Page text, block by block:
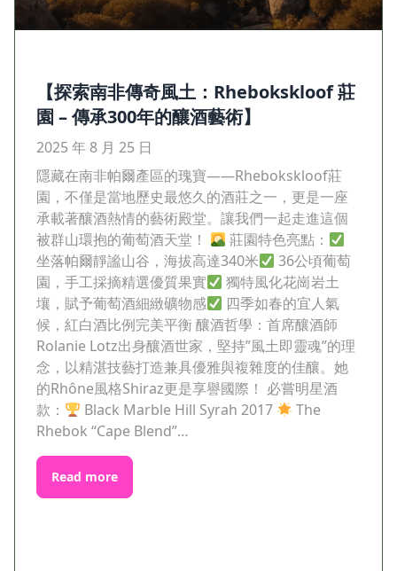
【探索南非傳奇風土：Rhebokskloof 莊
園 – 傳承300年的釀酒藝術】
2025 年 8 月 25 日
隱藏在南非帕爾產區的瑰寶——Rhebokskloof莊
園，不僅是當地歷史最悠久的酒莊之一，更是一座
承載著釀酒熱情的藝術殿堂。讓我們一起走進這個
被群山環抱的葡萄酒天堂！
莊園特色亮點：
坐落帕爾靜謐山谷，海拔高達340米
36公頃葡萄
園，手工採摘精選優質果實
獨特風化花崗岩土
壤，賦予葡萄酒細緻礦物感
四季如春的宜人氣
候，紅白酒比例完美平衡 釀酒哲學：首席釀酒師
Rolanie Lotz出身釀酒世家，堅持”風土即靈魂”的理
念，以精湛技藝打造兼具優雅與複雜度的佳釀。她
的Rhône風格Shiraz更是享譽國際！ 必嘗明星酒
款：
Black Marble Hill Syrah 2017
The
Rhebok “Cape Blend”…
Read more